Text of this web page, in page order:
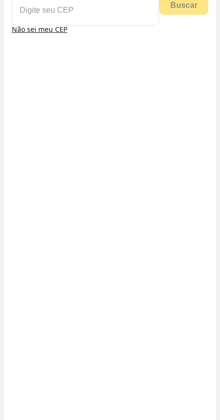
Buscar
Não sei meu CEP